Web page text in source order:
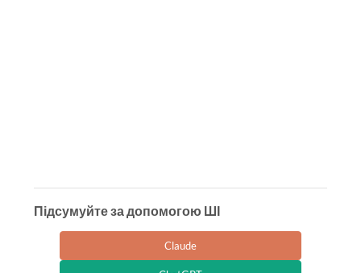
Підсумуйте за допомогою ШІ
Claude